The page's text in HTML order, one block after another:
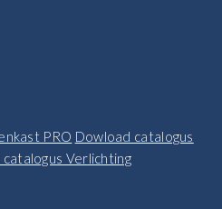
PRO Dowload catalogus
Verlichting